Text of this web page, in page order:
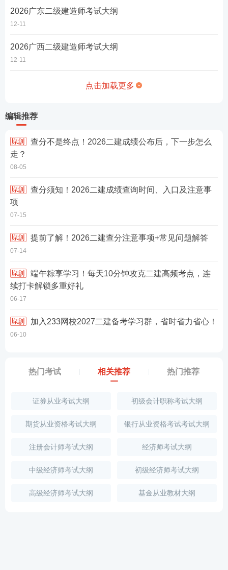
2026广东二级建造师考试大纲
12-11
2026广西二级建造师考试大纲
12-11
点击加载更多
编辑推荐
走？
08-05
项
07-15
提前了解！2026二建查分注意事项+常见问题解答
07-14
续打卡解锁多重好礼
06-17
加入233网校2027二建备考学习群，省时省力省心！
06-10
热门考试 相关推荐 热门推荐
证券从业考试大纲 初级会计职称考试大纲
期货从业资格考试大纲 银行从业资格考试考试大纲
注册会计师考试大纲 经济师考试大纲
中级经济师考试大纲 初级经济师考试大纲
高级经济师考试大纲 基金从业教材大纲